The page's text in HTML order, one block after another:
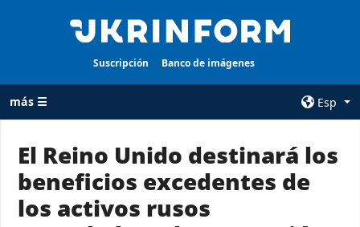
Suscripción Banco de imágenes
más ☰
Esp
TODAS LAS
CATEGORÍAS
Guerra
AGENCIA
El Reino Unido destinará los
beneficios excedentes de
los activos rusos